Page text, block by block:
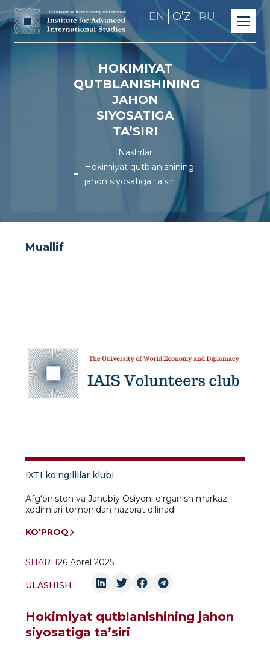
EN OʼZ RU
HOKIMIYAT
QUTBLANISHINING
JAHON
SIYOSATIGA
TA’SIRI
Nashrlar
Hokimiyat qutblanishining
jahon siyosatiga ta’siri
Muallif
IXTI ko‘ngillilar klubi
Afg‘oniston va Janubiy Osiyoni o‘rganish markazi
xodimlari tomonidan nazorat qilinadi
KO'PROQ
SHARH26 Aprel 2025
ULASHISH
Hokimiyat qutblanishining jahon
siyosatiga ta’siri